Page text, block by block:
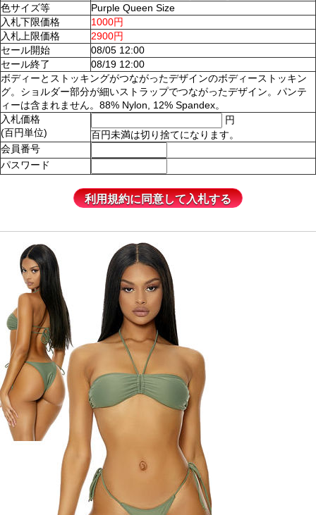
色サイズ等
Purple Queen Size
入札下限価格
1000円
入札上限価格
2900円
セール開始
08/05 12:00
セール終了
08/19 12:00
ボディーとストッキングがつながったデザインのボディーストッキン
グ。ショルダー部分が細いストラップでつながったデザイン。パンテ
ィーは含まれません。88% Nylon, 12% Spandex。
入札価格
(百円単位)
円
百円未満は切り捨てになります。
会員番号
パスワード